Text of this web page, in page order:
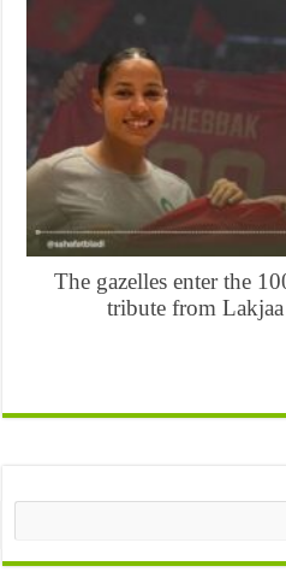
The gazelles enter
tribute from